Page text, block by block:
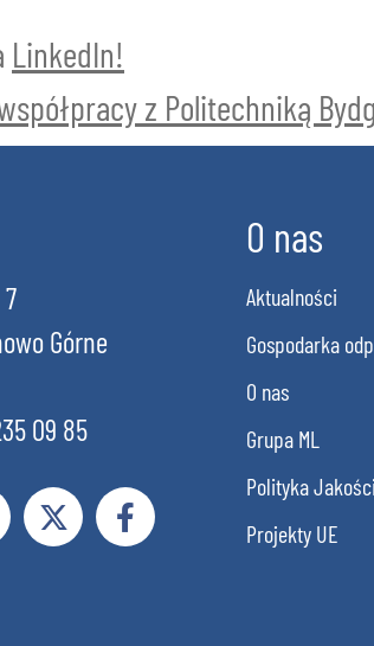
LinkedIn!
z Politechniką
Górne
09 85
O nas
Aktualności
Gospodarka
O nas
Grupa ML
Polityka Jakości
Projekty UE